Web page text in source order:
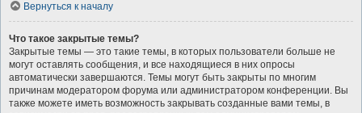
Вернуться к началу
Что такое закрытые темы?
Закрытые темы — это такие темы, в которых пользователи больше не
могут оставлять сообщения, и все находящиеся в них опросы
автоматически завершаются. Темы могут быть закрыты по многим
причинам модератором форума или администратором конференции. Вы
также можете иметь возможность закрывать созданные вами темы, в